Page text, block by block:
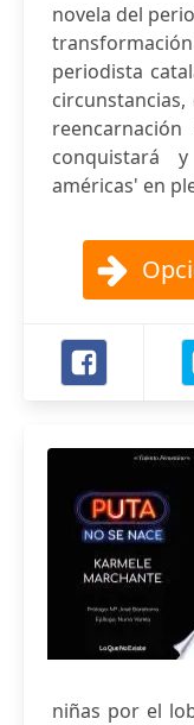
novela del
periodista
conquistará
américas' en
niñas por el